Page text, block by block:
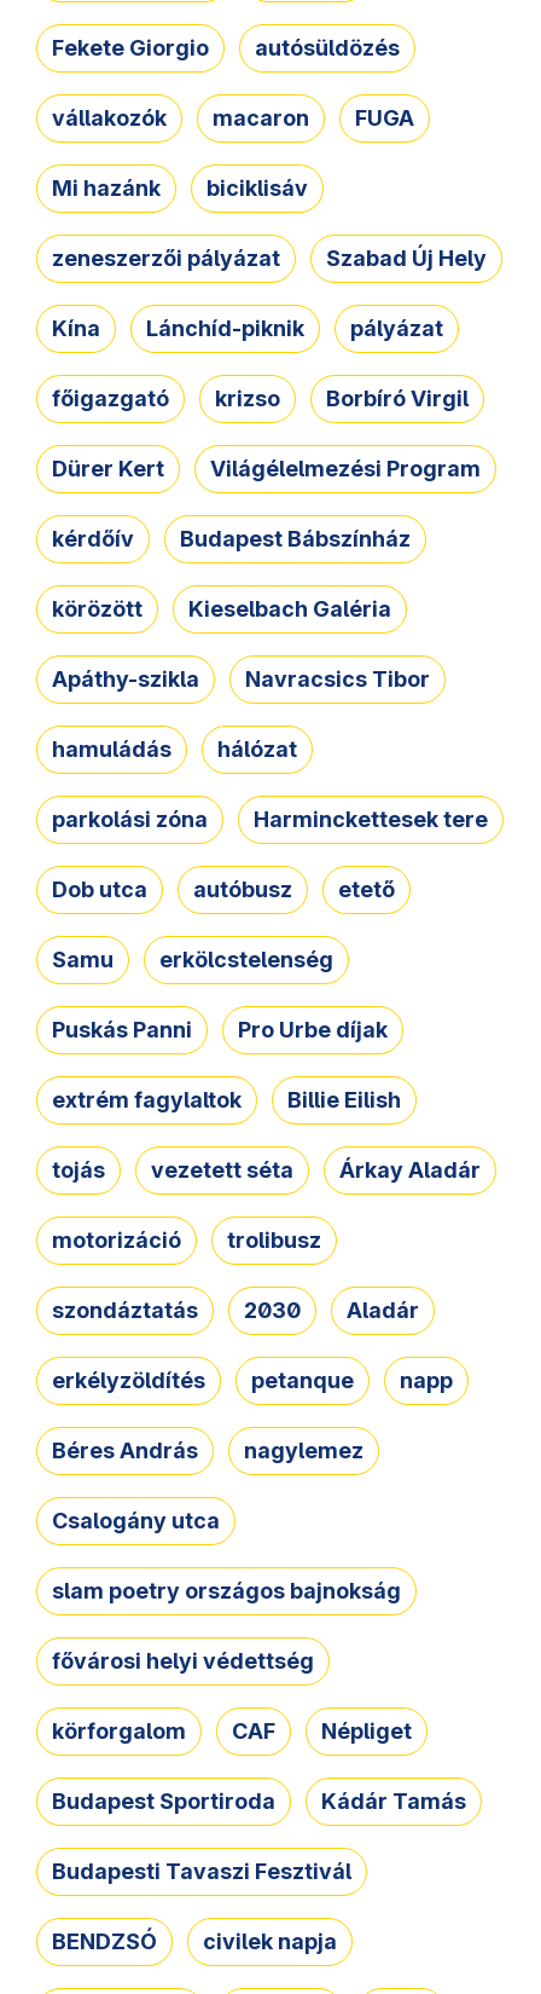
Fekete Giorgio autósüldözés
vállakozók macaron FUGA
Mi hazánk biciklisáv
zeneszerzői pályázat Szabad Új Hely
Kína Lánchíd-piknik pályázat
főigazgató krizso Borbíró Virgil
Dürer Kert Világélelmezési Program
kérdőív Budapest Bábszínház
körözött Kieselbach Galéria
Apáthy-szikla Navracsics Tibor
hamuládás hálózat
parkolási zóna Harminckettesek tere
Dob utca autóbusz etető
Samu erkölcstelenség
Puskás Panni Pro Urbe díjak
extrém fagylaltok Billie Eilish
tojás vezetett séta Árkay Aladár
motorizáció trolibusz
szondáztatás 2030 Aladár
erkélyzöldítés petanque napp
Béres András nagylemez
Csalogány utca
slam poetry országos bajnokság
fővárosi helyi védettség
körforgalom CAF Népliget
Budapest Sportiroda Kádár Tamás
Budapesti Tavaszi Fesztivál
BENDZSÓ civilek napja